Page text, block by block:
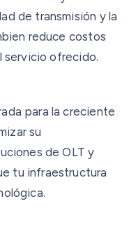
de transmisión y la
reduce costos
servicio ofrecido.
para la creciente
su
de OLT y
tu infraestructura